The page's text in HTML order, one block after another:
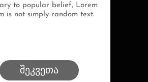
to popular belief, Lorem
is not simply random text.
შეკვეთა